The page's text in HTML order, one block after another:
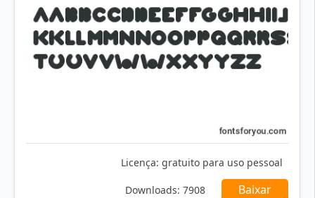
Licença: gratuito para uso pessoal
Downloads: 7908 Baixar